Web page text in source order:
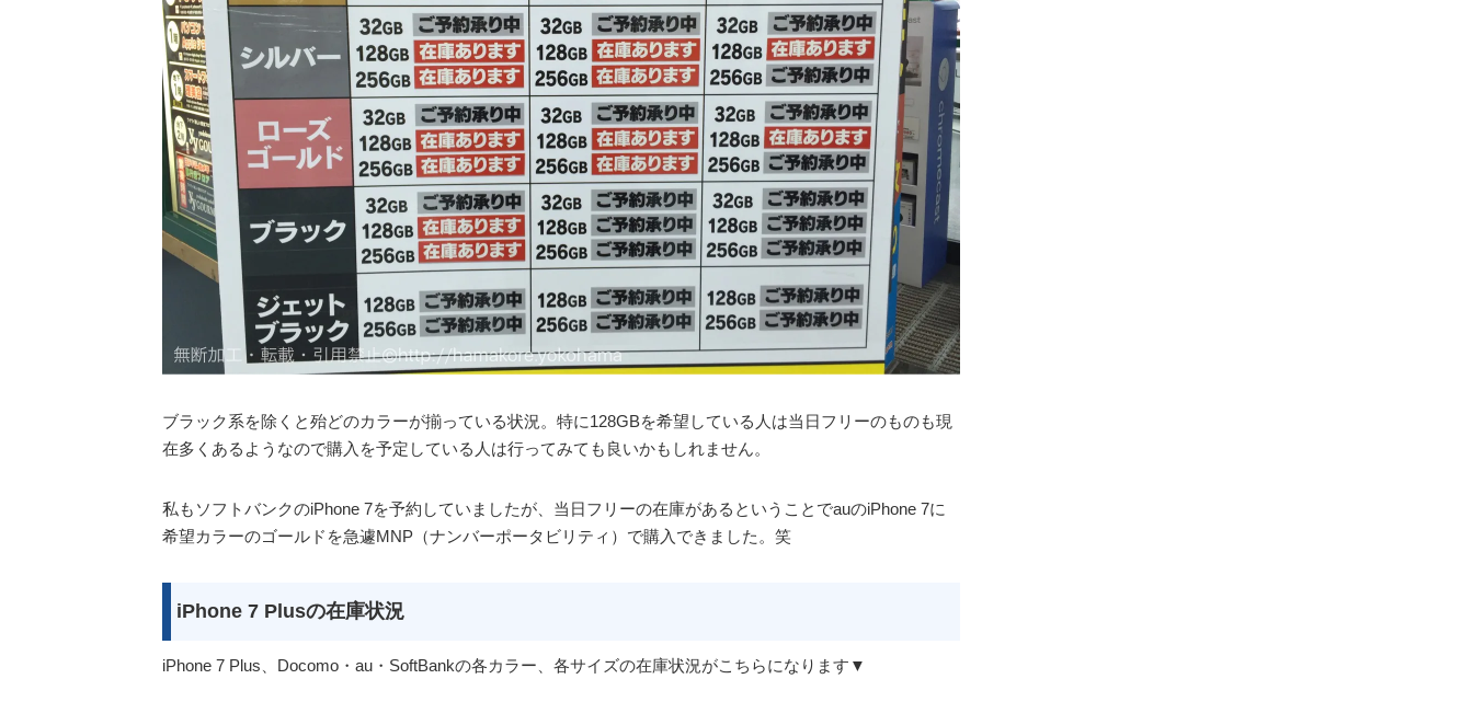
ブラック系を除くと殆どのカラーが揃っている状況。特に128GBを希望している人は当日フリーのものも現
在多くあるようなので購入を予定している人は行ってみても良いかもしれません。
私もソフトバンクのiPhone 7を予約していましたが、当日フリーの在庫があるということでauのiPhone 7に
希望カラーのゴールドを急遽MNP（ナンバーポータビリティ）で購入できました。笑
iPhone 7 Plusの在庫状況
iPhone 7 Plus、Docomo・au・SoftBankの各カラー、各サイズの在庫状況がこちらになります▼